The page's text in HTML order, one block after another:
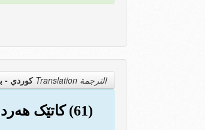
الترجمة Translation كوردي -
(61) کاتێک هه‌ردوولا یه‌کتریان به‌دی کرد، یارانی موسا وتیان: به‌ڕاستی پێمانگه‌یشتن و ئێمه تیا چووین.